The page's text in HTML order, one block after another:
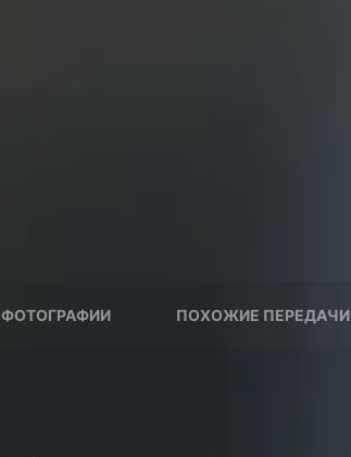
ФОТОГРАФИИ ПОХОЖИЕ ПЕРЕДАЧИ